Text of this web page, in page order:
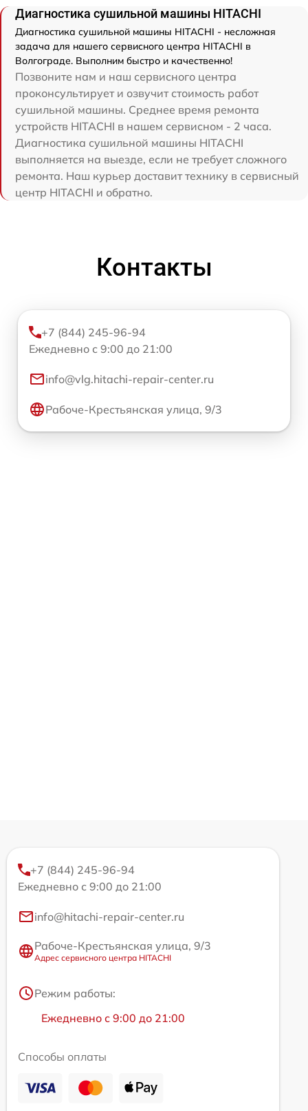
Диагностика сушильной машины HITACHI
Диагностика сушильной машины HITACHI - несложная
задача для нашего сервисного центра HITACHI в
Волгограде. Выполним быстро и качественно!
Позвоните нам и наш сервисного центра
проконсультирует и озвучит стоимость работ
сушильной машины. Среднее время ремонта
устройств HITACHI в нашем сервисном - 2 часа.
Диагностика сушильной машины HITACHI
выполняется на выезде, если не требует сложного
ремонта. Наш курьер доставит технику в сервисный
центр HITACHI и обратно.
Контакты
+7 (844) 245-96-94
Ежедневно с 9:00 до 21:00
info@vlg.hitachi-repair-center.ru
Рабоче-Крестьянская улица, 9/3
+7 (844) 245-96-94
Ежедневно с 9:00 до 21:00
info@hitachi-repair-center.ru
Рабоче-Крестьянская улица, 9/3
Адрес сервисного центра HITACHI
Режим работы:
Ежедневно с 9:00 до 21:00
Способы оплаты